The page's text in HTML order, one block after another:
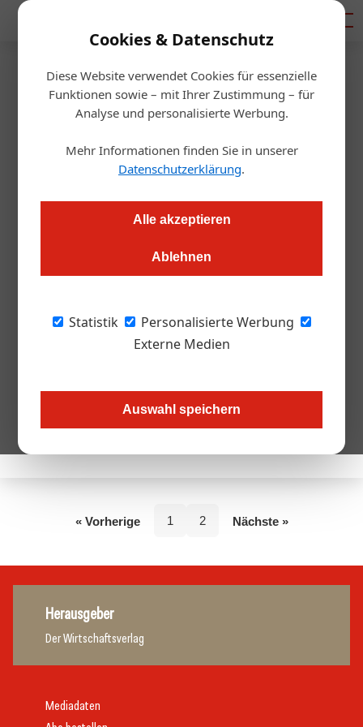
Cookies & Datenschutz
Diese Website verwendet Cookies für essenzielle
Funktionen sowie – mit Ihrer Zustimmung – für
Analyse und personalisierte Werbung.
Mehr Informationen finden Sie in unserer
Datenschutzerklärung.
Alle akzeptieren
Ablehnen
Statistik
Personalisierte Werbung
Externe Medien
Auswahl speichern
Artikel von Renate
Scheichelbauer-Schuster
Renate Scheichelbauer-Schuster
Keine Beiträge von diesem Autor.
« Vorherige 1 2 Nächste »
Herausgeber
Der Wirtschaftsverlag
Mediadaten